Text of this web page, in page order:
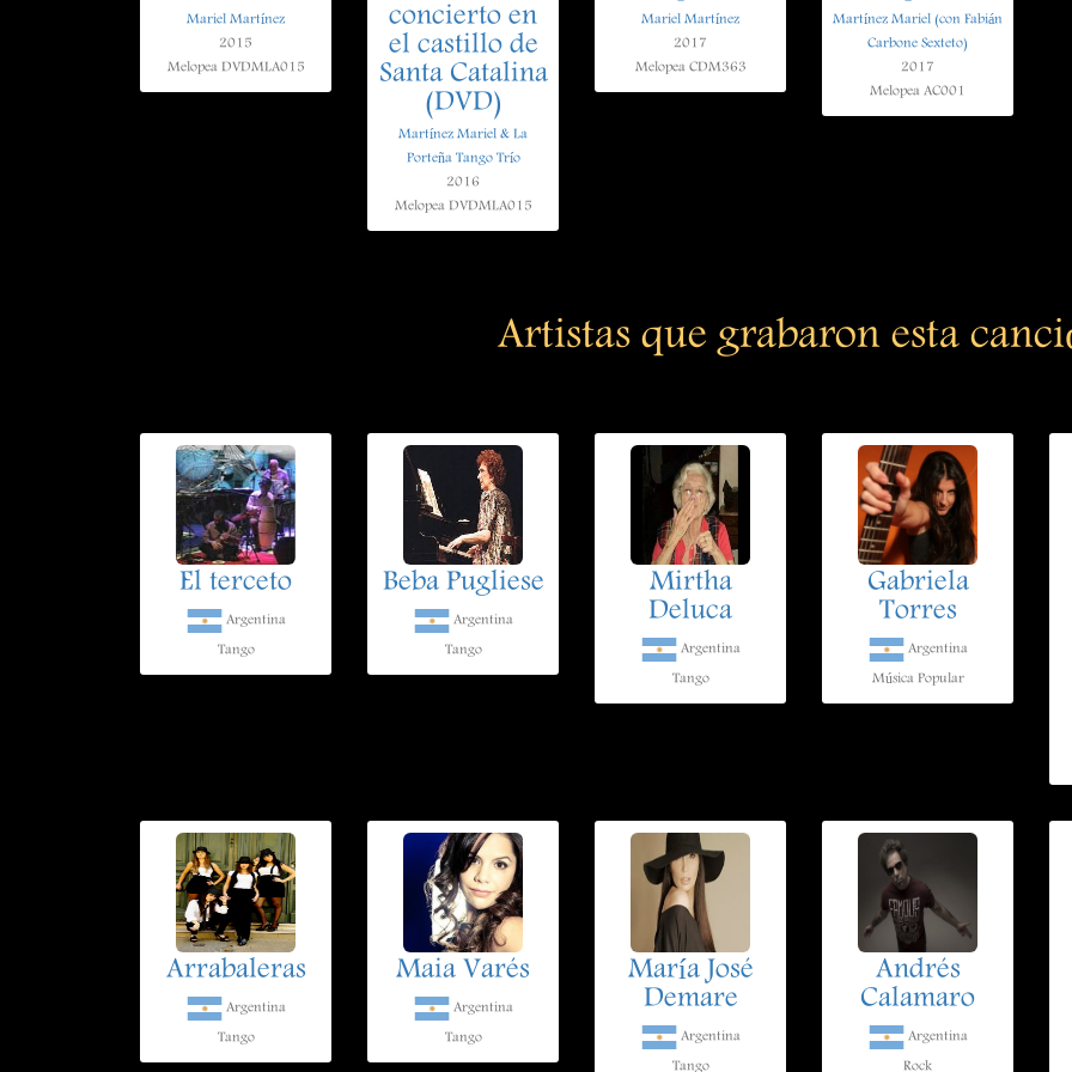
Mariel Martínez
2015
Melopea DVDMLA015
concierto en
el castillo de
Santa Catalina
(DVD)
Martínez Mariel & La
Porteña Tango Trío
2016
Melopea DVDMLA015
Mariel Martínez
2017
Melopea CDM363
Martínez Mariel (con Fabián
Carbone Sexteto)
2017
Melopea AC001
Artistas que grabaron esta
El terceto
Argentina
Tango
Beba Pugliese
Argentina
Tango
Mirtha
Deluca
Argentina
Tango
Gabriela
Torres
Argentina
Música Popular
Arrabaleras
Argentina
Tango
Maia Varés
Argentina
Tango
María José
Demare
Argentina
Tango
Andrés
Calamaro
Argentina
Rock